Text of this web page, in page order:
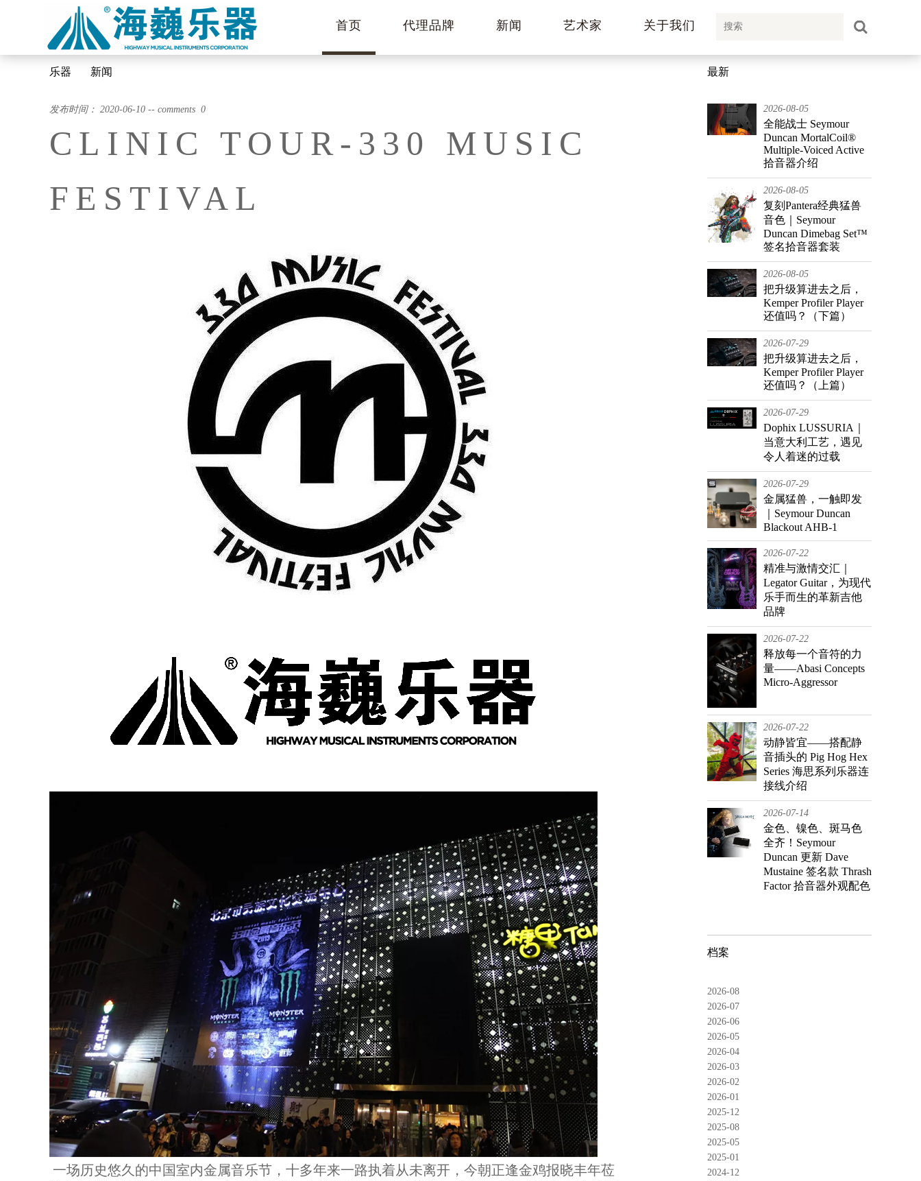
首页 代理品牌 新闻 艺术家 关于我们
乐器 新闻
发布时间： 2020-06-10 -- comments 0
CLINIC TOUR-330 MUSIC
FESTIVAL
一场历史悠久的中国室内金属音乐节，十多年来一路执着从未离开，今朝正逢金鸡报晓丰年莅
最新
2026-08-05
全能战士 Seymour
Duncan MortalCoil®
Multiple-Voiced Active
拾音器介绍
2026-08-05
复刻Pantera经典猛兽
音色｜Seymour
Duncan Dimebag Set™
签名拾音器套装
2026-08-05
把升级算进去之后，
Kemper Profiler Player
还值吗？（下篇）
2026-07-29
把升级算进去之后，
Kemper Profiler Player
还值吗？（上篇）
2026-07-29
Dophix LUSSURIA｜
当意大利工艺，遇见
令人着迷的过载
2026-07-29
金属猛兽，一触即发
｜Seymour Duncan
Blackout AHB-1
2026-07-22
精准与激情交汇｜
Legator Guitar，为现代
乐手而生的革新吉他
品牌
2026-07-22
释放每一个音符的力
量——Abasi Concepts
Micro-Aggressor
2026-07-22
动静皆宜——搭配静
音插头的 Pig Hog Hex
Series 海思系列乐器连
接线介绍
2026-07-14
金色、镍色、斑马色
全齐！Seymour
Duncan 更新 Dave
Mustaine 签名款 Thrash
Factor 拾音器外观配色
档案
2026-08
2026-07
2026-06
2026-05
2026-04
2026-03
2026-02
2026-01
2025-12
2025-08
2025-05
2025-01
2024-12